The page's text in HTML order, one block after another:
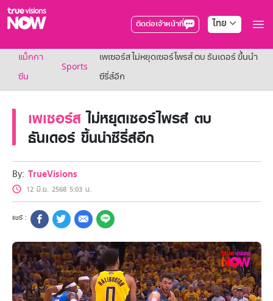
ติดต่อเจ้าหน้าที่ ไทย
True AF2026
แพ็กเกจ
NOW SPORTS
NOW Muay Thai
แพ็กเกจทรูวิชันส์นาวทั้งหมด
เคเบิลและจานดาวเทียม
สิทธิพิเศษ
สิทธิพิเศษลูกค้าทรูวิชั่นส์
Showtime
HoReCa
แพ็กเกจสำหรับผู้ประกอบการ
หาร้านร่วมรายการ
FAQs
แม็กกา
ซีน
Sports
เพเซอร์ส ไม่หยุดเซอร์ไพรส์ ตบ ธันเดอร์ ขึ้นนำ
ซีรี่ส์อีก
เพเซอร์สไม่หยุดเซอร์ไพรส์ ตบ
ธันเดอร์ ขึ้นนำซีรี่ส์อีก
By: TrueVisions
12 มิ.ย. 2568 5:03 น.